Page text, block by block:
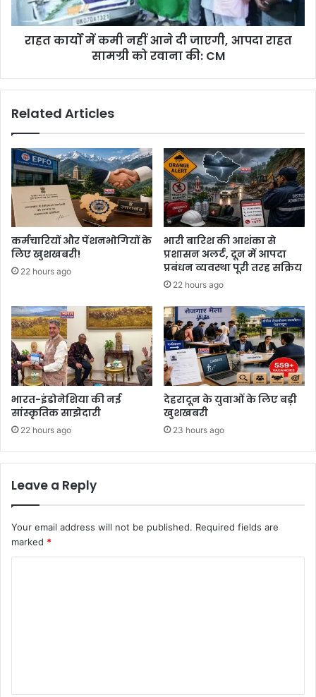
राहत कार्यों में कमी नहीं आने दी जाएगी, आपदा राहत
सामग्री को रवाना की: CM
Related Articles
कर्मचारियों और पेंशनभोगियों के
लिए खुशखबरी!
22 hours ago
भारी बारिश की आशंका से
प्रशासन अलर्ट, दून में आपदा
प्रबंधन व्यवस्था पूरी तरह सक्रिय
22 hours ago
भारत-इंडोनेशिया की नई
सांस्कृतिक साझेदारी
22 hours ago
देहरादून के युवाओं के लिए बड़ी
खुशखबरी
23 hours ago
Leave a Reply
Your email address will not be published. Required fields are
marked *
t